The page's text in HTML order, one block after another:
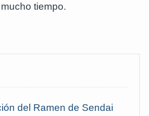
tiempo.
del Ramen de Sendai